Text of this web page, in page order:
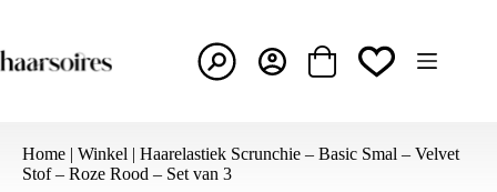
de
inhoud
Winkelwagen
Home | Winkel | Haarelastiek Scrunchie – Basic Smal – Velvet
Stof – Roze Rood – Set van 3